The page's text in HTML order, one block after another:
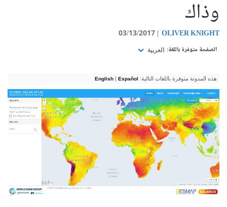
وذاك
OLIVER KNIGHT
03/13/2017
الصفحة متوفرة باللغة: العربية
هذه المدونة متوفرة باللغات التالية: English | Español